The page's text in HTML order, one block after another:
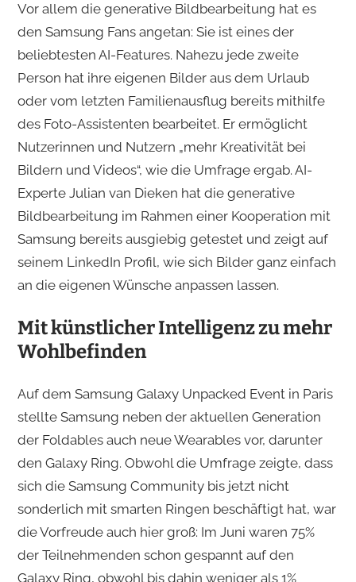
Vor allem die generative Bildbearbeitung hat es
den Samsung Fans angetan: Sie ist eines der
beliebtesten AI-Features. Nahezu jede zweite
Person hat ihre eigenen Bilder aus dem Urlaub
oder vom letzten Familienausflug bereits mithilfe
des Foto-Assistenten bearbeitet. Er ermöglicht
Nutzerinnen und Nutzern „mehr Kreativität bei
Bildern und Videos“, wie die Umfrage ergab. AI-
Experte Julian van Dieken hat die generative
Bildbearbeitung im Rahmen einer Kooperation mit
Samsung bereits ausgiebig getestet und zeigt auf
seinem LinkedIn Profil, wie sich Bilder ganz einfach
an die eigenen Wünsche anpassen lassen.
Mit künstlicher Intelligenz zu mehr
Wohlbefinden
Auf dem Samsung Galaxy Unpacked Event in Paris
stellte Samsung neben der aktuellen Generation
der Foldables auch neue Wearables vor, darunter
den Galaxy Ring. Obwohl die Umfrage zeigte, dass
sich die Samsung Community bis jetzt nicht
sonderlich mit smarten Ringen beschäftigt hat, war
die Vorfreude auch hier groß: Im Juni waren 75%
der Teilnehmenden schon gespannt auf den
Galaxy Ring, obwohl bis dahin weniger als 1%